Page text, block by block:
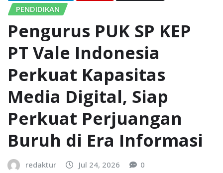
PENDIDIKAN
Pengurus PUK SP KEP
PT Vale Indonesia
Perkuat Kapasitas
Media Digital, Siap
Perkuat Perjuangan
Buruh di Era Informasi
redaktur Jul 24, 2026 0